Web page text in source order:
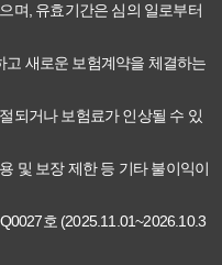
며, 유효기간은 심의 일로부터
새로운 보험계약을 체결하는
되거나 보험료가 인상될 수 있
및 보장 제한 등 기타 불이익이
호 (2025.11.01~2026.10.3